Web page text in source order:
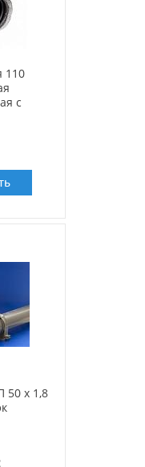
110
с
50 х 1,8